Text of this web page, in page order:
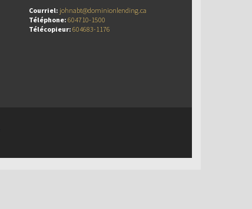
Courriel: johnabt@dominionlending.ca
Téléphone: 604710-1500
Télécopieur: 604683-1176